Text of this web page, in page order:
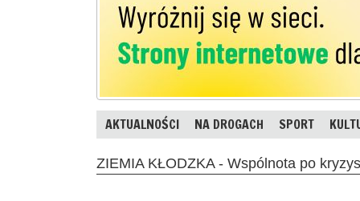
AKTUALNOŚCI NA DROGACH SPORT
ZIEMIA KŁODZKA - Wspólnota po